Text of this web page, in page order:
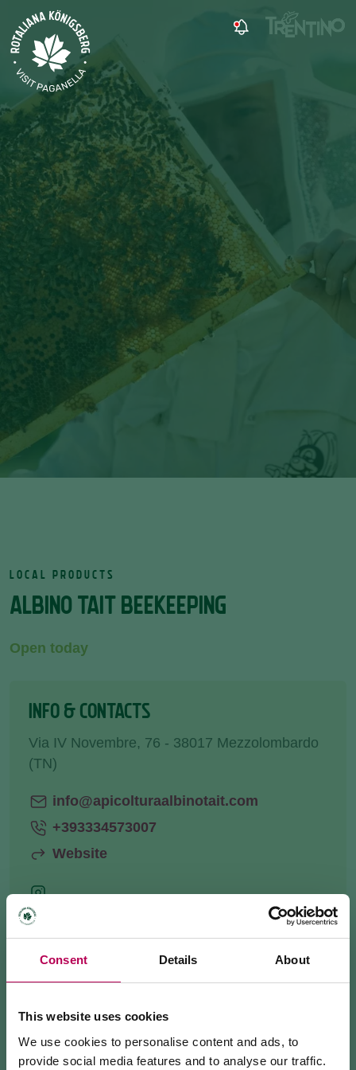
Consent Details About
This website uses cookies
We use cookies to personalise content and ads, to
provide social media features and to analyse our traffic.
ALBINO TAIT BEEKEEPING
LOCAL PRODUCTS
Open today
INFO & CONTACTS
Via IV Novembre, 76 - 38017 Mezzolombardo
(TN)
info@apicolturaalbinotait.com
+393334573007
Website
HOW TO GET THERE
REQUEST INFORMATION